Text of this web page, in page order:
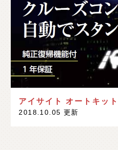
アイサイト オートキット
2018.10.05 更新